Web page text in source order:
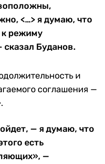
<…> я думаю, что
к режиму
сказал Буданов.
и
соглашения —
— я думаю, что
есть
—